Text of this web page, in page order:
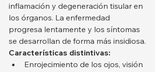
inflamación y degeneración tisular en
los órganos. La enfermedad
progresa lentamente y los síntomas
se desarrollan de forma más insidiosa.
Características distintivas:
Enrojecimiento de los ojos, visión